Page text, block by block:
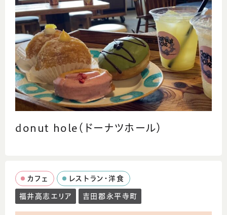
donut hole（ドーナツホール）
カフェ
レストラン・洋食
福井高志エリア
吉田郡永平寺町